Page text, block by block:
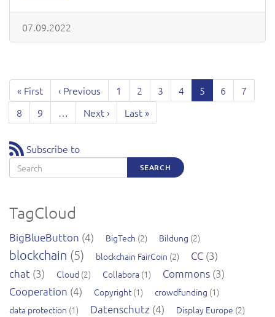
07.09.2022
Pagination
First
page
« First
Previous
page
‹ Previous Page
1 Page
2 Page
3 Page
4
Current
page
5 Page
6 Page
7
Page
8 Page
9 …
Next
page
Next ›
Last
page
Last »
Subscribe to
Search SEARCH
TagCloud
BigBlueButton (4) BigTech (2) Bildung (2)
blockchain (5) blockchain FairCoin (2) CC (3)
chat (3) Cloud (2) Collabora (1) Commons (3)
Cooperation (4) Copyright(1) crowdfunding (1)
data protection (1) Datenschutz (4) Display Europe (2)